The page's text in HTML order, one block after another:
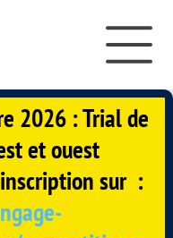
2026 : Trial de
et ouest
sur :